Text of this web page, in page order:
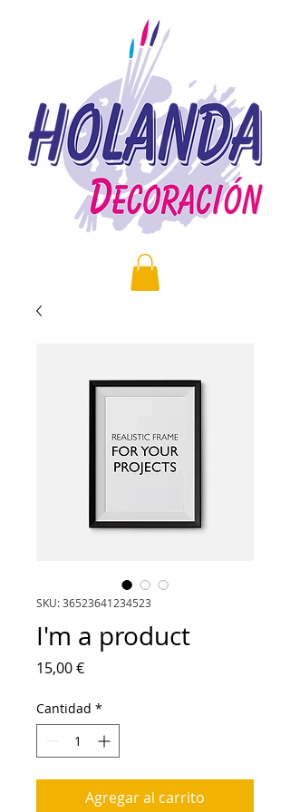
SKU: 36523641234523
I'm a product
15,00 €Precio
Cantidad *
Agregar al carrito